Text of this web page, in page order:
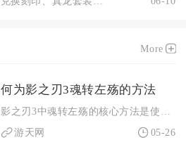
More
何为影之刃3魂转左殇的方法
影之刃3中魂转左殇的核心方法是使用移星换斗令，在同账号下互换...
游天网
05-26